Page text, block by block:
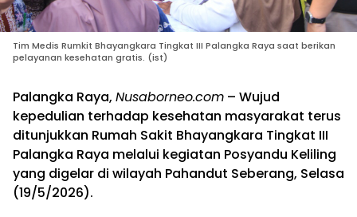
Tim Medis Rumkit Bhayangkara Tingkat III Palangka Raya saat berikan
pelayanan kesehatan gratis. (ist)
Palangka Raya, Nusaborneo.com – Wujud
kepedulian terhadap kesehatan masyarakat terus
ditunjukkan Rumah Sakit Bhayangkara Tingkat III
Palangka Raya melalui kegiatan Posyandu Keliling
yang digelar di wilayah Pahandut Seberang, Selasa
(19/5/2026).